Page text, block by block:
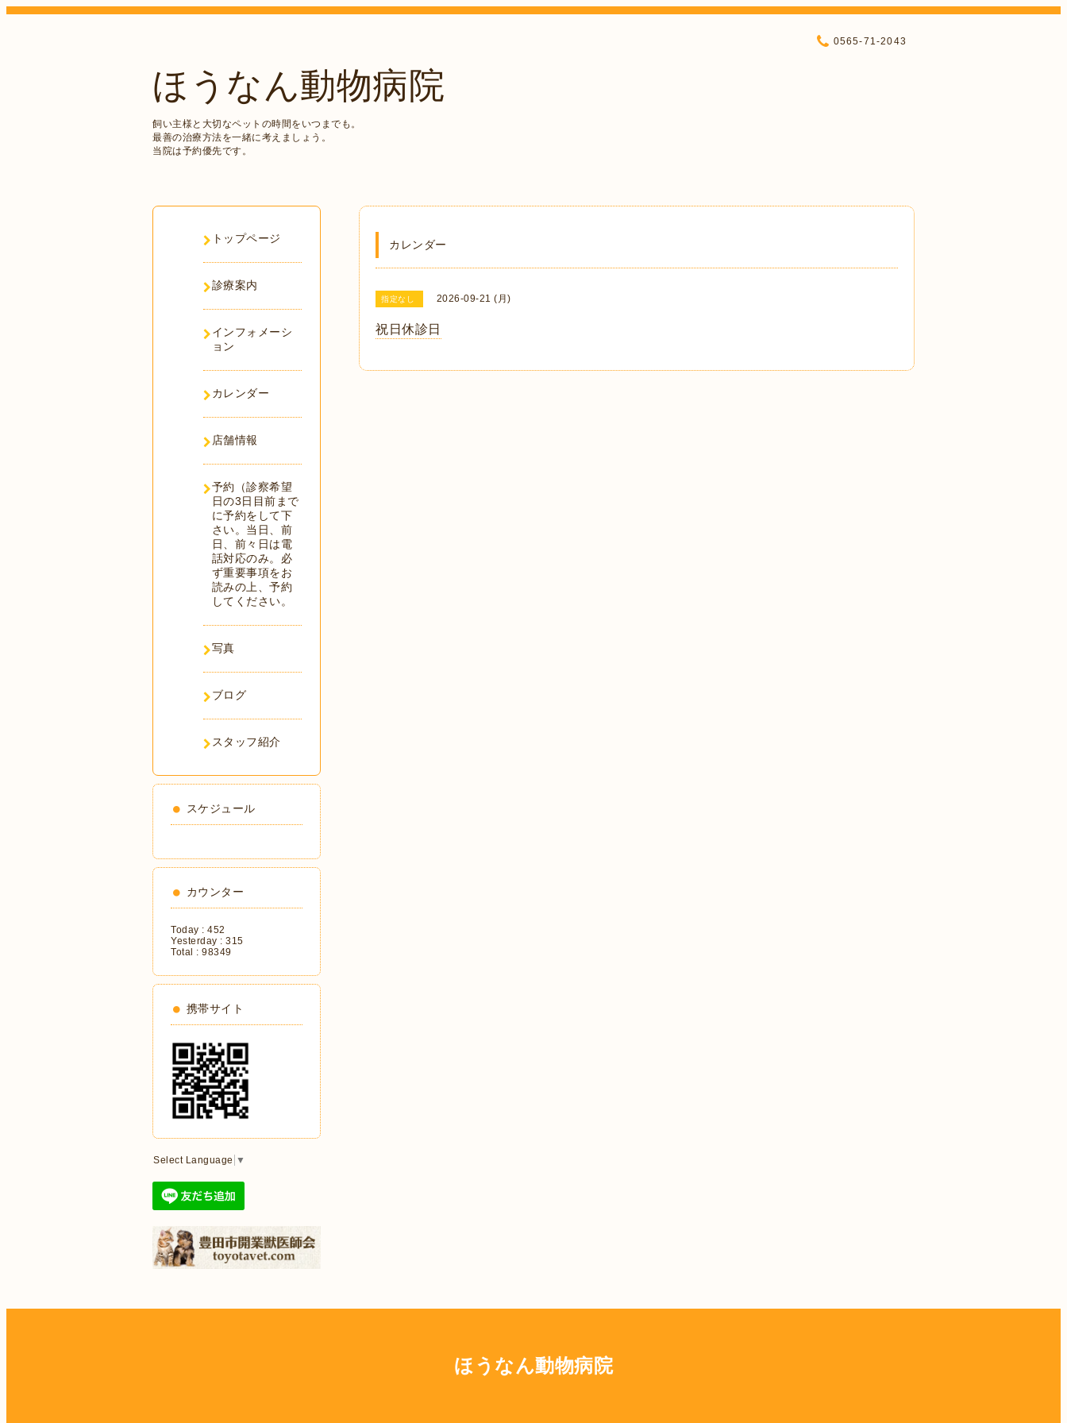
ほうなん動物病院
飼い主様と大切なペットの時間をいつまでも。
最善の治療方法を一緒に考えましょう。
当院は予約優先です。
0565-71-2043
カレンダー
指定なし 2026-09-21 (月)
祝日休診日
トップページ
診療案内
インフォメーシ
ョン
カレンダー
店舗情報
予約（診察希望
日の3日目前まで
に予約をして下
さい。当日、前
日、前々日は電
話対応のみ。必
ず重要事項をお
読みの上、予約
してください。
写真
ブログ
スタッフ紹介
スケジュール
カウンター
Today : 452
Yesterday : 315
Total : 98349
携帯サイト
Select Language ▼
ほうなん動物病院